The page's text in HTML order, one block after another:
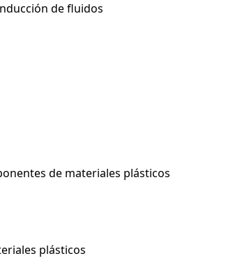
de fluidos
de materiales plásticos
plásticos